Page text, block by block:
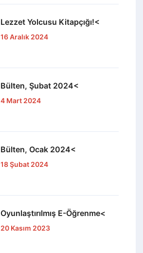
Lezzet Yolcusu Kitapçığı!<
16 Aralık 2024
Bülten, Şubat 2024<
4 Mart 2024
Bülten, Ocak 2024<
18 Şubat 2024
Oyunlaştırılmış E-Öğrenme<
20 Kasım 2023